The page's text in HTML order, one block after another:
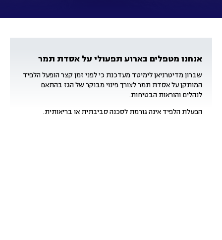
אנחנו מטפלים בארוע תפעולי על אסדת תמר
שברון מדיטרניאן לימיטד מעדכנת כי לפני זמן קצר הופעל הלפיד
המותקן על אסדת תמר לצורך פינוי מבוקר של הגז בהתאם
לנהלים והוראות הבטיחות.
הפעלת הלפיד אינה גורמת לסכנה סביבתית או בריאותית.